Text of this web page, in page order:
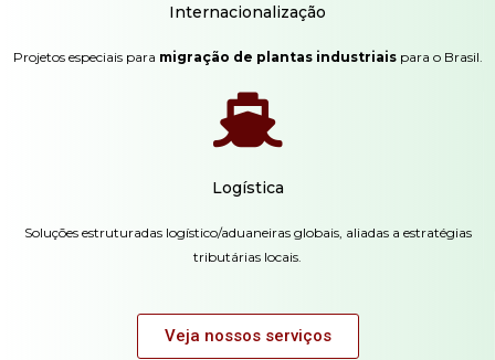
Internacionalização
Projetos especiais para migração de plantas industriaispara o Brasil.
Logística
Soluções estruturadas logístico/aduaneiras globais, aliadas a estratégias
tributárias locais.
Veja nossos serviços